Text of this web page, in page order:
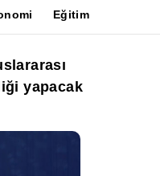
Eğitim
yapacak